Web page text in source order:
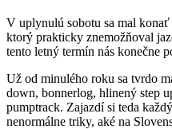
V uplynulú sobotu sa mal
ktorý prakticky znemožňoval
tento letný termín nás konečne
Už od minulého roku sa tvrdo
down, bonnerlog, hlinený step
pumptrack. Zajazdí si teda
nenormálne triky, aké na